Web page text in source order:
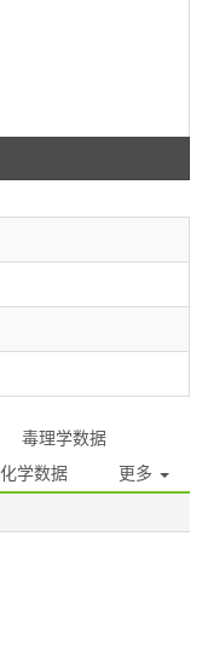
毒理学数据
学数据 更多